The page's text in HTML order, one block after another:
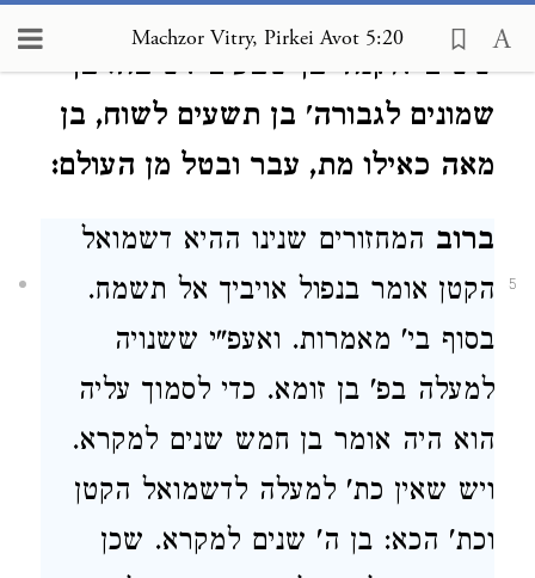
Machzor Vitry, Pirkei Avot 5:20
ארבעים לבינה, בן חמשים לעצה, בן
ששים לזקנה' בן שבעים לשיבה. בן
שמונים לגבורה' בן תשעים לשוח, בן
מאה כאילו מת, עבר ובטל מן העולם:
5
ברוב המחזורים שנינו ההיא דשמואל
הקטן אומר בנפול אויביך אל תשמח.
בסוף בי' מאמרות. ואעפ"י ששנויה
למעלה בפ' בן זומא. כדי לסמוך עליה
הוא היה אומר בן חמש שנים למקרא.
ויש שאין כת' למעלה לדשמואל הקטן
וכת' הכא: בן ה' שנים למקרא. שכן